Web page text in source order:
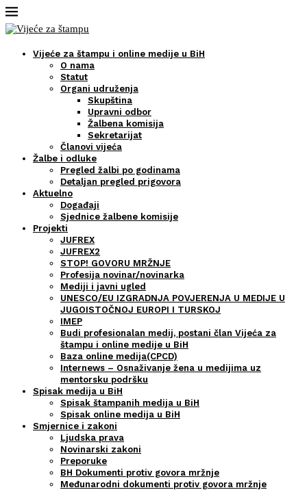
Vijeće za štampu i online medije u BiH
O nama
Statut
Organi udruženja
Skupština
Upravni odbor
Žalbena komisija
Sekretarijat
Članovi vijeća
Žalbe i odluke
Pregled žalbi po godinama
Detaljan pregled prigovora
Aktuelno
Događaji
Sjednice žalbene komisije
Projekti
JUFREX
JUFREX2
STOP! GOVORU MRŽNJE
Profesija novinar/novinarka
Mediji i javni ugled
UNESCO/EU IZGRADNJA POVJERENJA U MEDIJE U
JUGOISTOČNOJ EUROPI I TURSKOJ
IMEP
Budi profesionalan medij, postani član Vijeća za
štampu i online medije u BiH
Baza online medija(CPCD)
Internews – Osnaživanje žena u medijima uz
mentorsku podršku
Spisak medija u BiH
Spisak štampanih medija u BiH
Spisak online medija u BiH
Smjernice i zakoni
Ljudska prava
Novinarski zakoni
Preporuke
BH Dokumenti protiv govora mržnje
Međunarodni dokumenti protiv govora mržnje